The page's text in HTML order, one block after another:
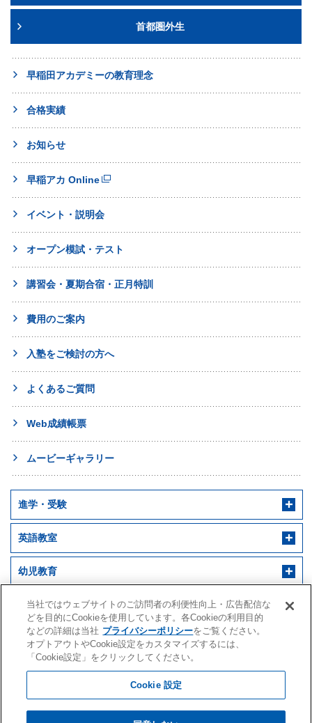
首都圏外生
早稲田アカデミーの教育理念
合格実績
お知らせ
早稲アカ Online
イベント・説明会
オープン模試・テスト
講習会・夏期合宿・正月特訓
費用のご案内
入塾をご検討の方へ
よくあるご質問
Web成績帳票
ムービーギャラリー
進学・受験
英語教室
幼児教育
幼児教室サンキッズ
医学部予備校
野田クルゼ
株式会社早稲田アカデミー
当社ではウェブサイトのご訪問者の利便性向上・広告配信な
どを目的にCookieを使用しています。各Cookieの利用目的
などの詳細は当社 プライバシーポリシーをご覧ください。
オプトアウトやCookie設定をカスタマイズするには、
「Cookie設定」をクリックしてください。
Cookie 設定